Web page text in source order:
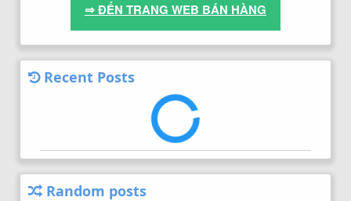
⇒ ĐẾN TRANG WEB BÁN HÀNG
Recent Posts
Random posts